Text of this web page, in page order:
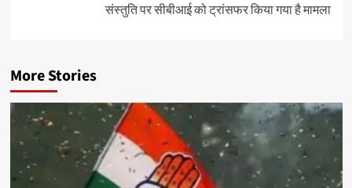
संस्तुति पर सीबीआई को ट्रांसफर किया गया है मामला
More Stories